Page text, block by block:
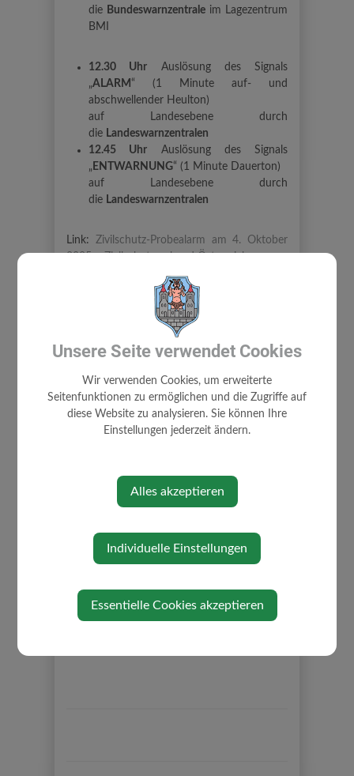
die Bundeswarnzentrale im Lagezentrum
BMI
12.30 Uhr
Auslösung des Signals
„ALARM “ (1 Minute auf- und
abschwellender Heulton)
auf Landesebene durch
die Landeswarnzentralen
12.45 Uhr
Auslösung des Signals
„ ENTWARNUNG“ (1 Minute Dauerton)
auf Landesebene durch
die Landeswarnzentralen
Link: Zivilschutz-Probealarm am 4. Oktober
Unsere Seite verwendet Cookies
Wir verwenden Cookies, um erweiterte
Seitenfunktionen zu ermöglichen und die Zugriffe auf
diese Website zu analysieren. Sie können Ihre
Einstellungen jederzeit ändern.
Alles akzeptieren
Individuelle Einstellungen
Essentielle Cookies akzeptieren